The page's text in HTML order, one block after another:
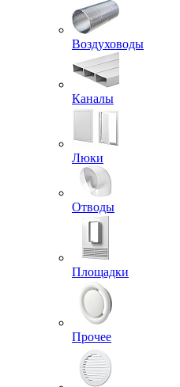
Воздуховоды
Каналы
Люки
Отводы
Площадки
Прочее